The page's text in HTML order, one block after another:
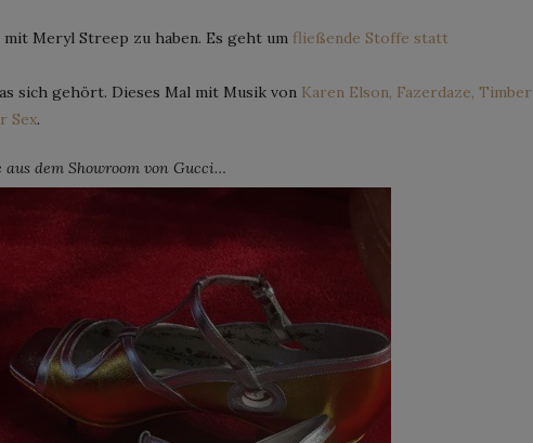
Meryl Streep zu haben. Es geht um fließende Stoffe statt
sich gehört. Dieses Mal mit Musik von Karen Elson, Fazerdaze, Timber
Sex.
dem Showroom von Gucci…